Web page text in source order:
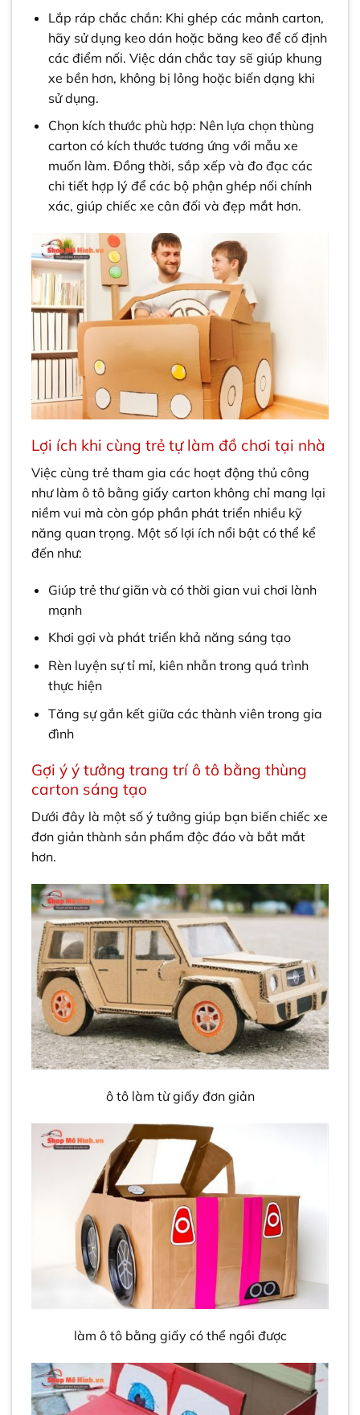
Lắp ráp chắc chắn: Khi ghép các mảnh carton,
hãy sử dụng keo dán hoặc băng keo để cố định
các điểm nối. Việc dán chắc tay sẽ giúp khung
xe bền hơn, không bị lỏng hoặc biến dạng khi
sử dụng.
Chọn kích thước phù hợp: Nên lựa chọn thùng
carton có kích thước tương ứng với mẫu xe
muốn làm. Đồng thời, sắp xếp và đo đạc các
chi tiết hợp lý để các bộ phận ghép nối chính
xác, giúp chiếc xe cân đối và đẹp mắt hơn.
Lợi ích khi cùng trẻ tự làm đồ chơi tại nhà
Việc cùng trẻ tham gia các hoạt động thủ công
như làm ô tô bằng giấy carton không chỉ mang lại
niềm vui mà còn góp phần phát triển nhiều kỹ
năng quan trọng. Một số lợi ích nổi bật có thể kể
đến như:
Giúp trẻ thư giãn và có thời gian vui chơi lành
mạnh
Khơi gợi và phát triển khả năng sáng tạo
Rèn luyện sự tỉ mỉ, kiên nhẫn trong quá trình
thực hiện
Tăng sự gắn kết giữa các thành viên trong gia
đình
Gợi ý ý tưởng trang trí ô tô bằng thùng
carton sáng tạo
Dưới đây là một số ý tưởng giúp bạn biến chiếc xe
đơn giản thành sản phẩm độc đáo và bắt mắt
hơn.
ô tô làm từ giấy đơn giản
làm ô tô bằng giấy có thể ngồi được